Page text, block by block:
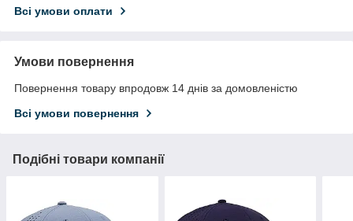
Всі умови оплати
Умови повернення
Повернення товару впродовж 14 днів за домовленістю
Всі умови повернення
Подібні товари компанії